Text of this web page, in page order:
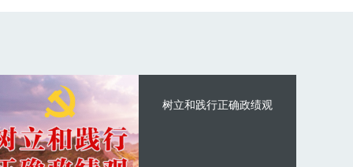
树立和践行正确政绩观